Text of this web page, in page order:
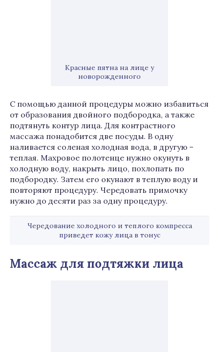
Красные пятна на лице у
новорожденного
С помощью данной процедуры можно избавиться
от образования двойного подбородка, а также
подтянуть контур лица. Для контрастного
массажа понадобится две посуды. В одну
наливается соленая холодная вода, в другую –
теплая. Махровое полотенце нужно окунуть в
холодную воду, накрыть лицо, похлопать по
подбородку. Затем его окунают в теплую воду и
повторяют процедуру. Чередовать примочку
нужно до десяти раз за одну процедуру.
Чередование холодного и теплого компресса
приведет кожу лица в тонус
Массаж для подтяжки лица